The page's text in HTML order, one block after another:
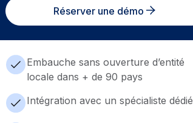
Réserver une démo
Embauche sans ouverture d’entité
locale dans + de 90 pays
Intégration avec un spécialiste dédié